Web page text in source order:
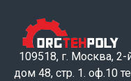
109518, г. Москва,
дом 48, стр. 1. оф.10